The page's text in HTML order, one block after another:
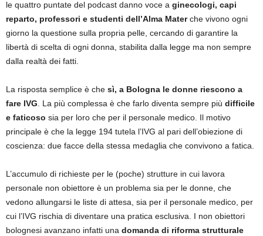
le quattro puntate del podcast danno voce a ginecologi, capi
reparto, professori e studenti dell’Alma Materche vivono ogni
giorno la questione sulla propria pelle, cercando di garantire la
libertà di scelta di ogni donna, stabilita dalla legge ma non sempre
dalla realtà dei fatti.
La risposta semplice è che sì, a Bologna le donne riescono a
fare IVG. La più complessa è che farlo diventa sempre più difficile
e faticoso sia per loro che per il personale medico. Il motivo
principale è che la legge 194 tutela l’IVG al pari dell’obiezione di
coscienza: due facce della stessa medaglia che convivono a fatica.
L’accumulo di richieste per le (poche) strutture in cui lavora
personale non obiettore è un problema sia per le donne, che
vedono allungarsi le liste di attesa, sia per il personale medico, per
cui l’IVG rischia di diventare una pratica esclusiva. I non obiettori
bolognesi avanzano infatti una domanda di riforma strutturale